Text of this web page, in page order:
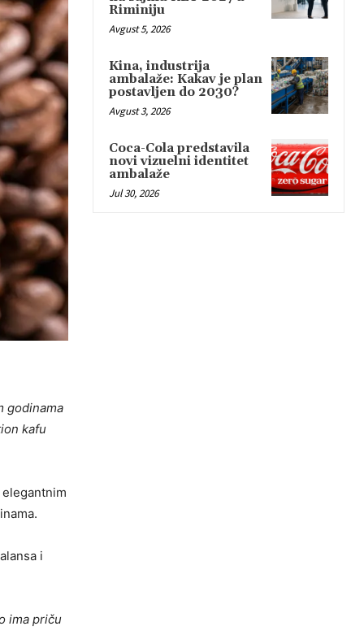
godinama
kafu
i
ima priču
Riminiju
Avgust 5, 2026
Kina, industrija
ambalaže: Kakav je plan
postavljen do 2030?
Avgust 3, 2026
Coca-Cola predstavila
novi vizuelni identitet
ambalaže
Jul 30, 2026